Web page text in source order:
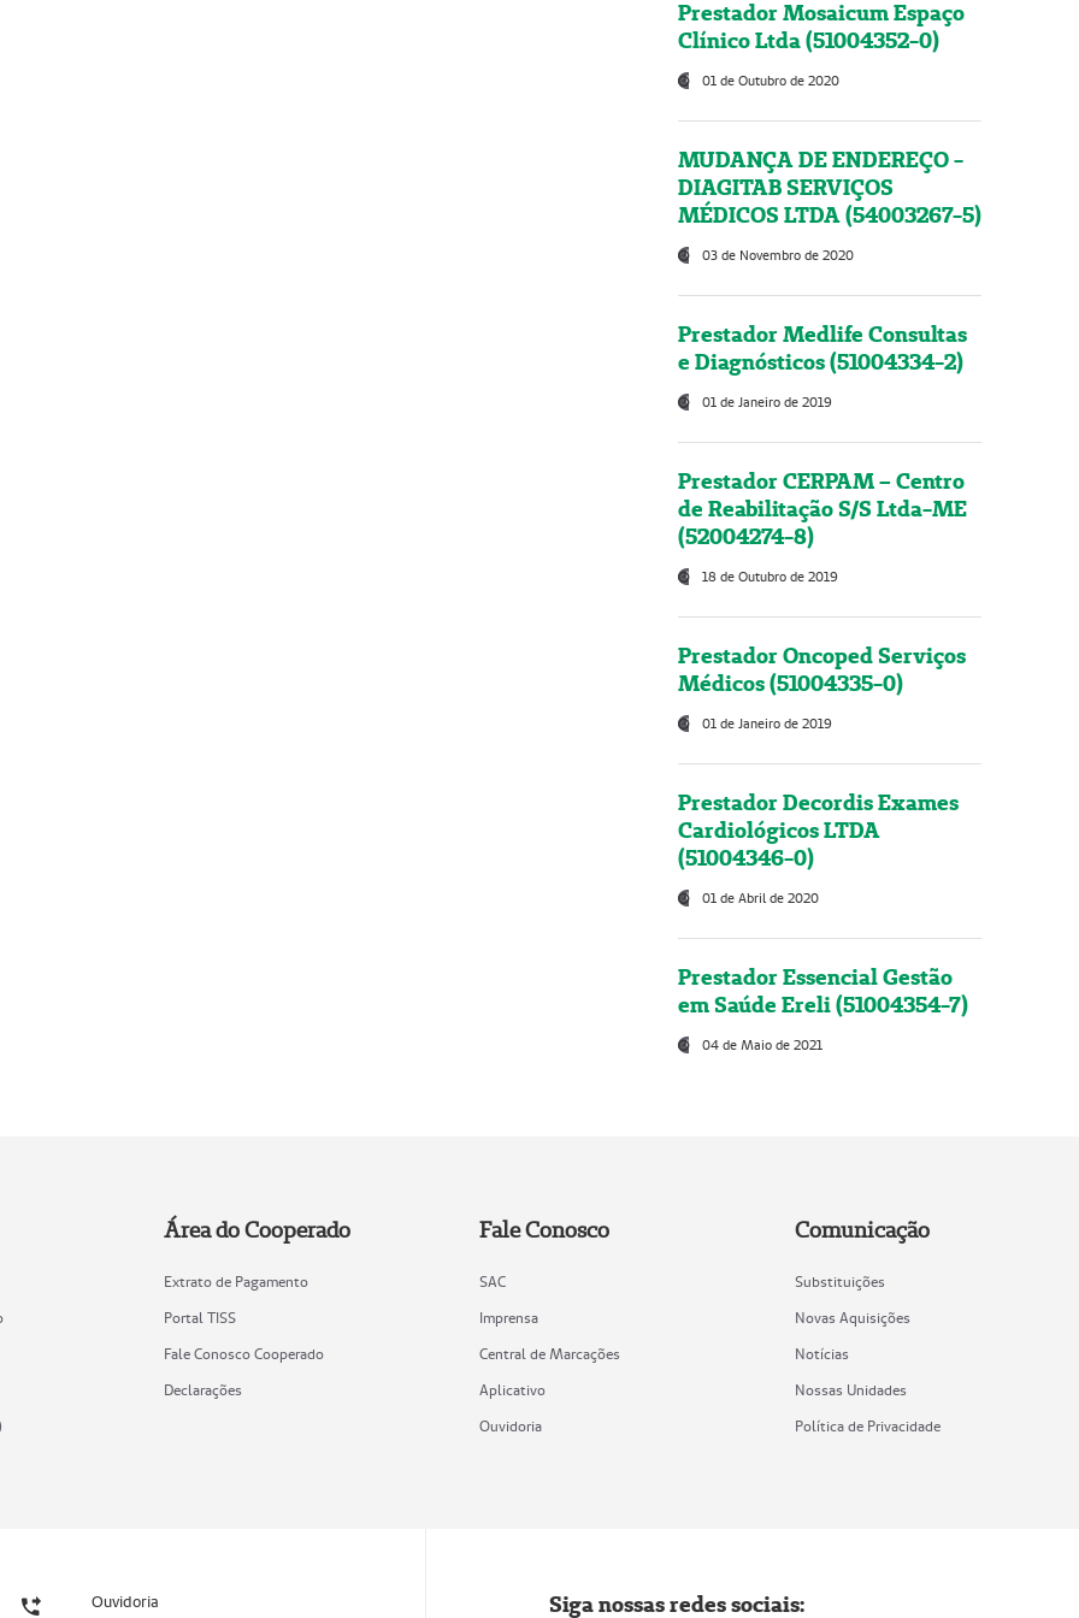
Prestador Mosaicum Espaço
Clínico Ltda (51004352-0)
01 de Outubro de 2020
MUDANÇA DE ENDEREÇO -
DIAGITAB SERVIÇOS
MÉDICOS LTDA (54003267-5)
03 de Novembro de 2020
Prestador Medlife Consultas
e Diagnósticos (51004334-2)
01 de Janeiro de 2019
Prestador CERPAM – Centro
de Reabilitação S/S Ltda-ME
(52004274-8)
18 de Outubro de 2019
Prestador Oncoped Serviços
Médicos (51004335-0)
01 de Janeiro de 2019
Prestador Decordis Exames
Cardiológicos LTDA
(51004346-0)
01 de Abril de 2020
Prestador Essencial Gestão
em Saúde Ereli (51004354-7)
04 de Maio de 2021
Área do Cooperado
Extrato de Pagamento
Portal TISS
Fale Conosco Cooperado
Declarações
Fale Conosco
SAC
Imprensa
Central de Marcações
Aplicativo
Ouvidoria
Comunicação
Substituições
Novas Aquisições
Notícias
Nossas Unidades
Política de Privacidade
Ouvidoria Siga nossas redes sociais: